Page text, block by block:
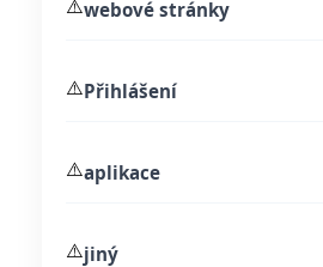
⚠️webové stránky
⚠️Přihlášení
⚠️aplikace
⚠️jiný